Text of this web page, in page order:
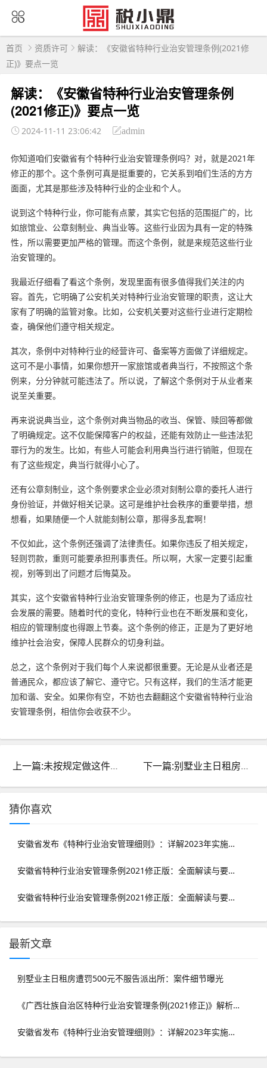
首页 资质许可
解读：《安徽省特种行业治安管理条例(2021修
正)》要点一览
解读：《安徽省特种行业治安管理条例
(2021修正)》要点一览
2024-11-11 23:06:42 admin
你知道咱们安徽省有个特种行业治安管理条例吗？对，就是2021年
修正的那个。这个条例可真是挺重要的，它关系到咱们生活的方方
面面，尤其是那些涉及特种行业的企业和个人。
说到这个特种行业，你可能有点蒙，其实它包括的范围挺广的，比
如旅馆业、公章刻制业、典当业等。这些行业因为具有一定的特殊
性，所以需要更加严格的管理。而这个条例，就是来规范这些行业
治安管理的。
我最近仔细看了看这个条例，发现里面有很多值得我们关注的内
容。首先，它明确了公安机关对特种行业治安管理的职责，这让大
家有了明确的监管对象。比如，公安机关要对这些行业进行定期检
查，确保他们遵守相关规定。
其次，条例中对特种行业的经营许可、备案等方面做了详细规定。
这可不是小事情，如果你想开一家旅馆或者典当行，不按照这个条
例来，分分钟就可能违法了。所以说，了解这个条例对于从业者来
说至关重要。
再来说说典当业，这个条例对典当物品的收当、保管、赎回等都做
了明确规定。这不仅能保障客户的权益，还能有效防止一些违法犯
罪行为的发生。比如，有些人可能会利用典当行进行销赃，但现在
有了这些规定，典当行就得小心了。
还有公章刻制业，这个条例要求企业必须对刻制公章的委托人进行
身份验证，并做好相关记录。这可是维护社会秩序的重要举措，想
想看，如果随便一个人就能刻制公章，那得多乱套啊！
不仅如此，这个条例还强调了法律责任。如果你违反了相关规定，
轻则罚款，重则可能要承担刑事责任。所以啊，大家一定要引起重
视，别等到出了问题才后悔莫及。
其实，这个安徽省特种行业治安管理条例的修正，也是为了适应社
会发展的需要。随着时代的变化，特种行业也在不断发展和变化，
相应的管理制度也得跟上节奏。这个条例的修正，正是为了更好地
维护社会治安，保障人民群众的切身利益。
总之，这个条例对于我们每个人来说都很重要。无论是从业者还是
普通民众，都应该了解它、遵守它。只有这样，我们的生活才能更
加和谐、安全。如果你有空，不妨也去翻翻这个安徽省特种行业治
安管理条例，相信你会收获不少。
上一篇:未按规定做这件事 多家旅馆被处罚 警惕！ 下一篇:别墅业主日租房遭罚500元不服告派出所：案件细节曝光
猜你喜欢
安徽省发布《特种行业治安管理细则》：详解2023年实施要点
安徽省特种行业治安管理条例2021修正版：全面解读与要点梳理
安徽省特种行业治安管理条例2021修正版：全面解读与要点梳理
最新文章
别墅业主日租房遭罚500元不服告派出所：案件细节曝光
《广西壮族自治区特种行业治安管理条例(2021修正)》解析：全面了解管理要点
安徽省发布《特种行业治安管理细则》：详解2023年实施要点